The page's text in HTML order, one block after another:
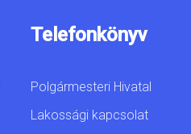
Telefonkönyv
Polgármesteri Hivatal
Lakossági kapcsolat